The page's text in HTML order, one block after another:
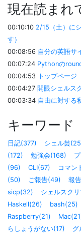
現在読まれ
00:10:10 2/15（土）に
す）
00:08:56 自分の英語サ
00:07:24 Pythonの
00:04:53 トップページ
00:04:27 開眼シェルス
00:03:34 自由に対する
キーワード
日記(377) シェル芸
(172)
勉強会(168)
(96)
CLI(67) コマン
(50)
ご報告(49) 報
sicp(32)
シェルスク
Haskell(26)
bash(25)
Raspberry(21)
らしょうがない(17)
グ